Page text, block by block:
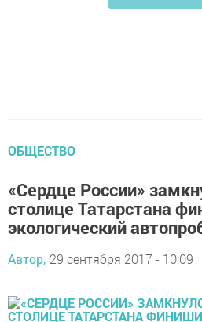
ОБЩЕСТВО
«Сердце России»
столице Татарстана
экологический
Автор, 29 сентября 2017 - 10:09